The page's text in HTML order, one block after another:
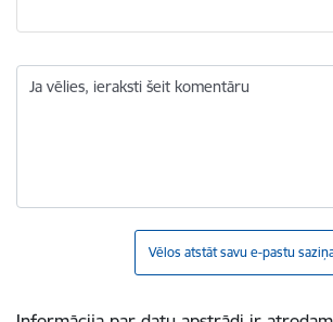
Ja vēlies, ieraksti šeit komentāru
Vēlos atstāt savu e-pastu